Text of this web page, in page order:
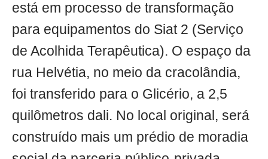
está em processo de transformação
para equipamentos do Siat 2 (Serviço
de Acolhida Terapêutica). O espaço da
rua Helvétia, no meio da cracolândia,
foi transferido para o Glicério, a 2,5
quilômetros dali. No local original, será
construído mais um prédio de moradia